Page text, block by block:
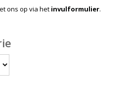
ons op via het invulformulier.